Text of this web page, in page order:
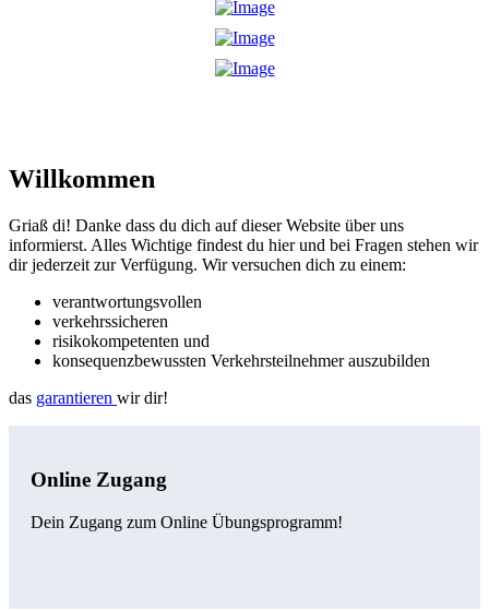
Willkommen
Griaß di! Danke dass du dich auf dieser Website über uns
informierst. Alles Wichtige findest du hier und bei Fragen stehen wir
dir jederzeit zur Verfügung. Wir versuchen dich zu einem:
verantwortungsvollen
verkehrssicheren
risikokompetenten und
konsequenzbewussten Verkehrsteilnehmer auszubilden
das garantieren wir dir!
Online Zugang
Dein Zugang zum Online Übungsprogramm!